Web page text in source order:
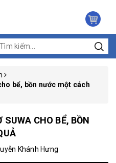
bể, bồn nước một cách
CHO BỂ, BỒN
Khánh Hưng